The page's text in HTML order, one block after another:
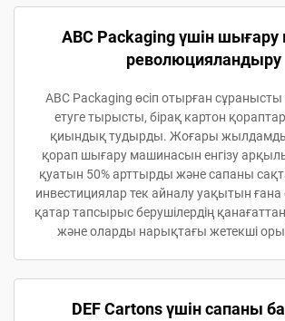
ABC Packaging үшін шығару
революцияландыру
ABC Packaging өсіп отырған
етуге тырысты, бірақ картон
қиындық тудырды. Жоғары
қорап шығару машинасын енгізу
қуатын 50% арттырды және сапаны
инвестициялар тек айналу уақытын
қатар тапсырыс берушілердің
және оларды нарықтағы жетекші
DEF Cartons үшін сапаны